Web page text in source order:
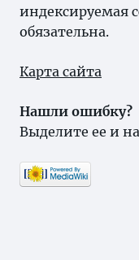
индексируемая
обязательна.
Карта сайта
Нашли ошибку?
Выделите ее и